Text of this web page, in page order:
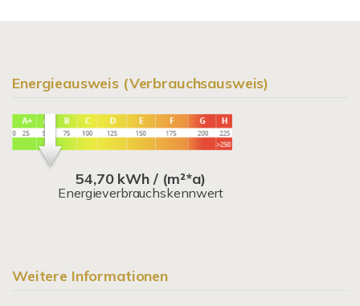
Energieausweis (Verbrauchsausweis)
54,70 kWh / (m²*a)
Energieverbrauchskennwert
Weitere Informationen